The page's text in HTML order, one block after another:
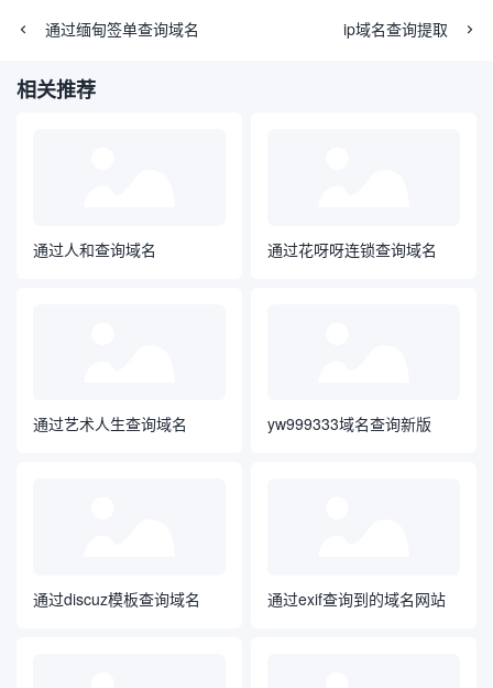
通过缅甸签单查询域名 ip域名查询提取
相关推荐
通过人和查询域名 通过花呀呀连锁查询域名
通过艺术人生查询域名 yw999333域名查询新版
通过discuz模板查询域名 通过exif查询到的域名网站